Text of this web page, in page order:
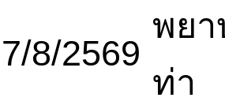
7/8/2569
พย
ท่า